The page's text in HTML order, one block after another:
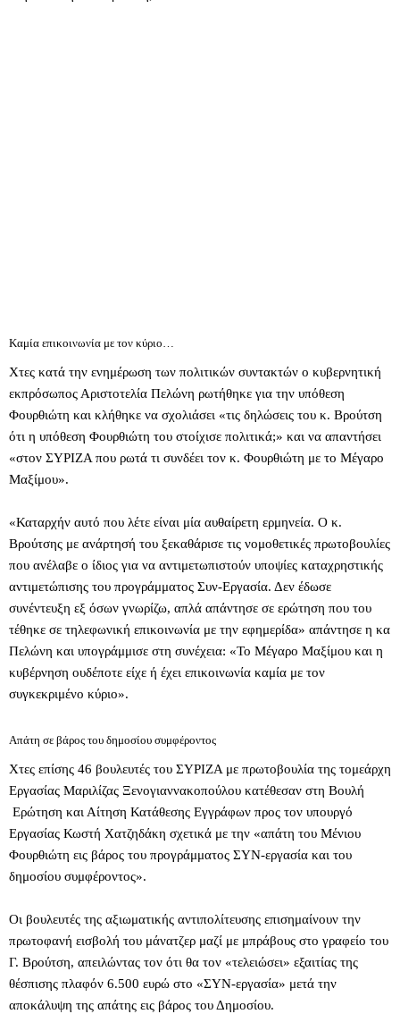
Καμία επικοινωνία με τον κύριο…
Χτες κατά την ενημέρωση των πολιτικών συντακτών ο κυβερνητική
εκπρόσωπος Αριστοτελία Πελώνη ρωτήθηκε για την υπόθεση
Φουρθιώτη και κλήθηκε να σχολιάσει «τις δηλώσεις του κ. Βρούτση
ότι η υπόθεση Φουρθιώτη του στοίχισε πολιτικά;» και να απαντήσει
«στον ΣΥΡΙΖΑ που ρωτά τι συνδέει τον κ. Φουρθιώτη με το Μέγαρο
Μαξίμου».
«Καταρχήν αυτό που λέτε είναι μία αυθαίρετη ερμηνεία. Ο κ.
Βρούτσης με ανάρτησή του ξεκαθάρισε τις νομοθετικές πρωτοβουλίες
που ανέλαβε ο ίδιος για να αντιμετωπιστούν υποψίες καταχρηστικής
αντιμετώπισης του προγράμματος Συν-Εργασία. Δεν έδωσε
συνέντευξη εξ όσων γνωρίζω, απλά απάντησε σε ερώτηση που του
τέθηκε σε τηλεφωνική επικοινωνία με την εφημερίδα» απάντησε η κα
Πελώνη και υπογράμμισε στη συνέχεια: «Το Μέγαρο Μαξίμου και η
κυβέρνηση ουδέποτε είχε ή έχει επικοινωνία καμία με τον
συγκεκριμένο κύριο».
Απάτη σε βάρος του δημοσίου συμφέροντος
Χτες επίσης 46 βουλευτές του ΣΥΡΙΖΑ με πρωτοβουλία της τομεάρχη
Εργασίας Μαριλίζας Ξενογιαννακοπούλου κατέθεσαν στη Βουλή
Ερώτηση και Αίτηση Κατάθεσης Εγγράφων προς τον υπουργό
Εργασίας Κωστή Χατζηδάκη σχετικά με την «απάτη του Μένιου
Φουρθιώτη εις βάρος του προγράμματος ΣΥΝ-εργασία και του
δημοσίου συμφέροντος».
Οι βουλευτές της αξιωματικής αντιπολίτευσης επισημαίνουν την
πρωτοφανή εισβολή του μάνατζερ μαζί με μπράβους στο γραφείο του
Γ. Βρούτση, απειλώντας τον ότι θα τον «τελειώσει» εξαιτίας της
θέσπισης πλαφόν 6.500 ευρώ στο «ΣΥΝ-εργασία» μετά την
αποκάλυψη της απάτης εις βάρος του Δημοσίου.